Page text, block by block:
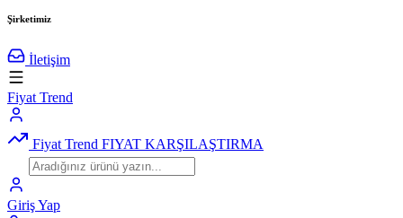
Şirketimiz
İletişim
Fiyat Trend
Fiyat Trend FIYAT KARŞILAŞTIRMA
Giriş Yap